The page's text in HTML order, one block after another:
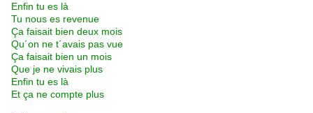
Enfin tu es là
Tu nous es revenue
Ça faisait bien deux mois
Qu´on ne t´avais pas vue
Ça faisait bien un mois
Que je ne vivais plus
Enfin tu es là
Et ça ne compte plus